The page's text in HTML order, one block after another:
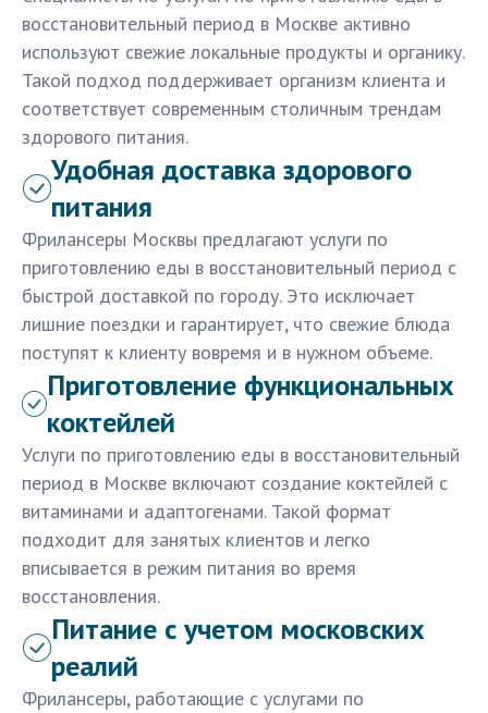
восстановительный период в Москве активно
используют свежие локальные продукты и органику.
Такой подход поддерживает организм клиента и
соответствует современным столичным трендам
здорового питания.
Удобная доставка здорового
питания
Фрилансеры Москвы предлагают услуги по
приготовлению еды в восстановительный период с
быстрой доставкой по городу. Это исключает
лишние поездки и гарантирует, что свежие блюда
поступят к клиенту вовремя и в нужном объеме.
Приготовление функциональных
коктейлей
Услуги по приготовлению еды в восстановительный
период в Москве включают создание коктейлей с
витаминами и адаптогенами. Такой формат
подходит для занятых клиентов и легко
вписывается в режим питания во время
восстановления.
Питание с учетом московских
реалий
Фрилансеры, работающие с услугами по